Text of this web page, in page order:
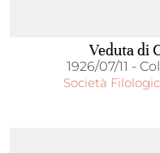
Veduta di
1926/07/11 -
Società